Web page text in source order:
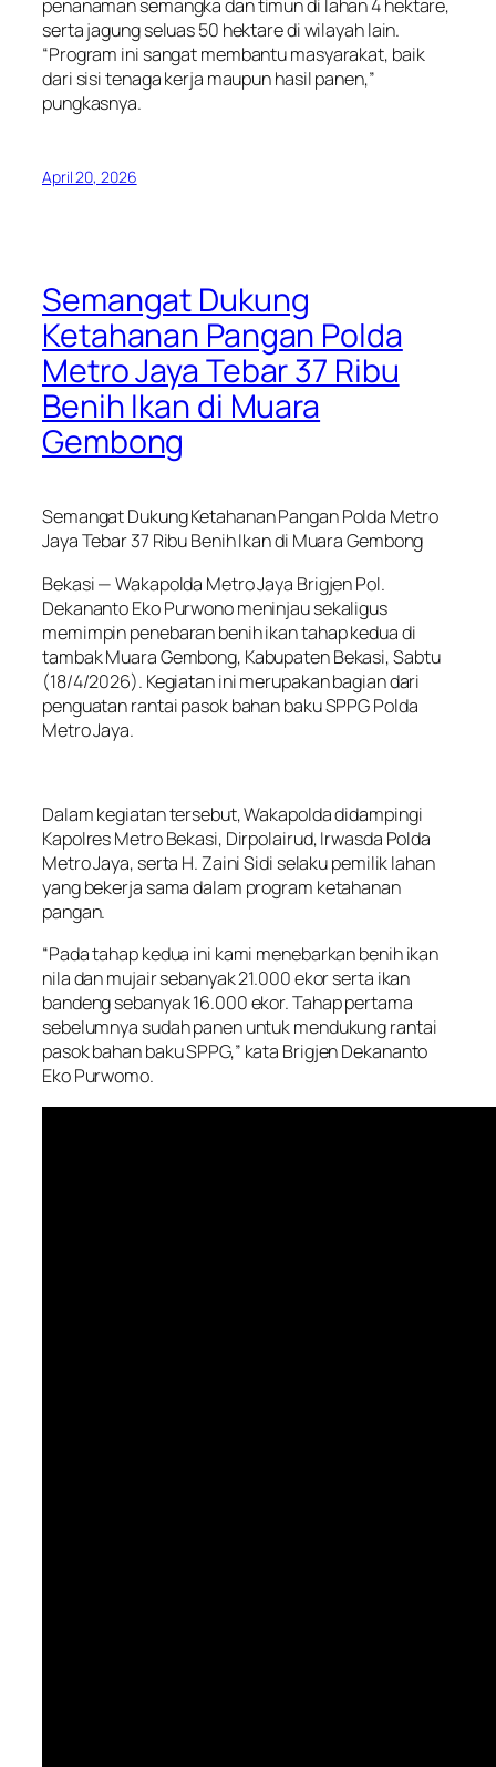
penanaman semangka dan timun di lahan 4 hektare,
serta jagung seluas 50 hektare di wilayah lain.
“Program ini sangat membantu masyarakat, baik
dari sisi tenaga kerja maupun hasil panen,”
pungkasnya.
April 20, 2026
Semangat Dukung
Ketahanan Pangan Polda
Metro Jaya Tebar 37 Ribu
Benih Ikan di Muara
Gembong
Semangat Dukung Ketahanan Pangan Polda Metro
Jaya Tebar 37 Ribu Benih Ikan di Muara Gembong
Bekasi — Wakapolda Metro Jaya Brigjen Pol.
Dekananto Eko Purwono meninjau sekaligus
memimpin penebaran benih ikan tahap kedua di
tambak Muara Gembong, Kabupaten Bekasi, Sabtu
(18/4/2026). Kegiatan ini merupakan bagian dari
penguatan rantai pasok bahan baku SPPG Polda
Metro Jaya.
Dalam kegiatan tersebut, Wakapolda didampingi
Kapolres Metro Bekasi, Dirpolairud, Irwasda Polda
Metro Jaya, serta H. Zaini Sidi selaku pemilik lahan
yang bekerja sama dalam program ketahanan
pangan.
“Pada tahap kedua ini kami menebarkan benih ikan
nila dan mujair sebanyak 21.000 ekor serta ikan
bandeng sebanyak 16.000 ekor. Tahap pertama
sebelumnya sudah panen untuk mendukung rantai
pasok bahan baku SPPG,” kata Brigjen Dekananto
Eko Purwomo.